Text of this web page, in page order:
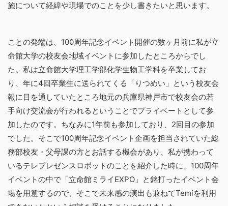
施について経緯や現場でのことを少し書きたいと思います。
ことの発端は、100周年記念イベント開催の数ヶ月前に私が立
命館大学の校友会地域イベントに参加したところからでし
た。私は立命館大学理工学部化学生物工学科を卒業してお
り、年に4回卒業生に送られてくる「りつめい」という校友会
報に目を通していたところ地元の兵庫県神戸市で校友会の若
手向け交流会が行われるということでプライベートとして参
加したのです。ちなみに1年前も参加しており、2回目の参加
でした。そこで100周年記念イベント企画を担当されていた総
務部校友・父母課の方とお話する機会があり、私が携わって
いるテレプレゼンスロボットのことを紹介した時に、100周年
イベントの中で「立命館ミライEXPO」と銘打ったイベント会
場を用意するので、そこで未来感の演出も兼ねてTemiを利用